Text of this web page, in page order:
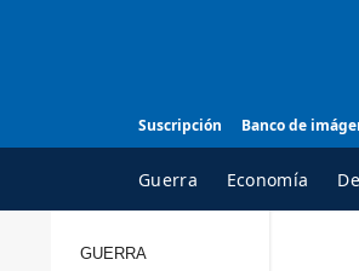
Suscripción Banco de
Guerra Economía
GUERRA